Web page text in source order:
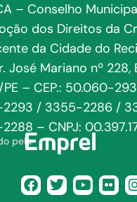
– Conselho
dos Direitos da
da Cidade do
José Mariano nº
– CEP.: 50.060-
/ 3355-2286 /
– CNPJ:
pela